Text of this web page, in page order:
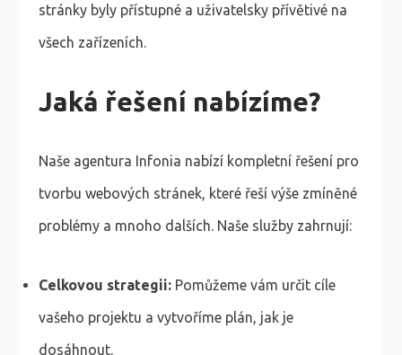
stránky byly přístupné a uživatelsky přívětivé na
všech zařízeních.
Jaká řešení nabízíme?
Naše agentura Infonia nabízí kompletní řešení pro
tvorbu webových stránek, které řeší výše zmíněné
problémy a mnoho dalších. Naše služby zahrnují:
Celkovou strategii:Pomůžeme vám určit cíle
vašeho projektu a vytvoříme plán, jak je
dosáhnout.